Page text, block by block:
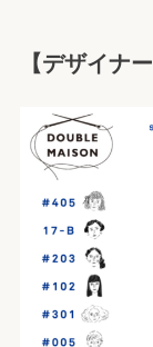
【デザイナ